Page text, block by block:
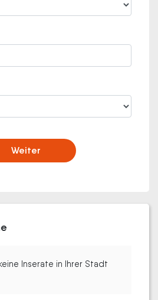
Weiter
Inserate in Ihrer Stadt